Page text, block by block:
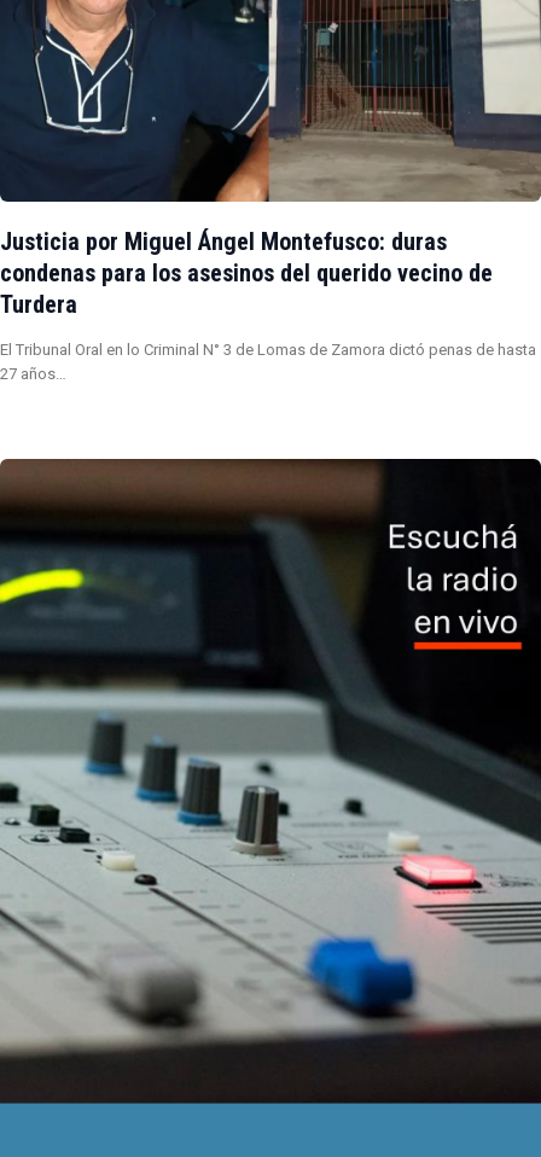
Justicia por Miguel Ángel Montefusco: duras
condenas para los asesinos del querido vecino de
Turdera
El Tribunal Oral en lo Criminal N° 3 de Lomas de Zamora dictó penas de hasta
27 años…